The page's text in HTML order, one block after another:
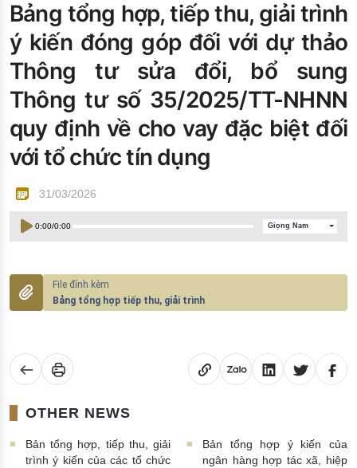
Đào tạo ISO
Bảng tổng hợp, tiếp thu, giải trình
ý kiến đóng góp đối với dự thảo
Thông tư sửa đổi, bổ sung
Thông tư số 35/2025/TT-NHNN
quy định về cho vay đặc biệt đối
với tổ chức tín dụng
31/03/2026
0:00/0:00 Giọng Nam
Bảng tổng hợp tiếp thu, giải trình
OTHER NEWS
Bản tổng hợp, tiếp thu, giải
trình ý kiến của các tổ chức
Bản tổng hợp ý kiến của
ngân hàng hợp tác xã, hiệp